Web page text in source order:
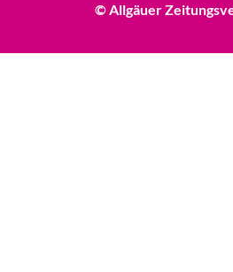
© Allgäuer